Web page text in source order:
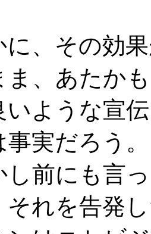
に、その効
ま、あたか
いような宣
事実だろう。
し前にも言
それを告発